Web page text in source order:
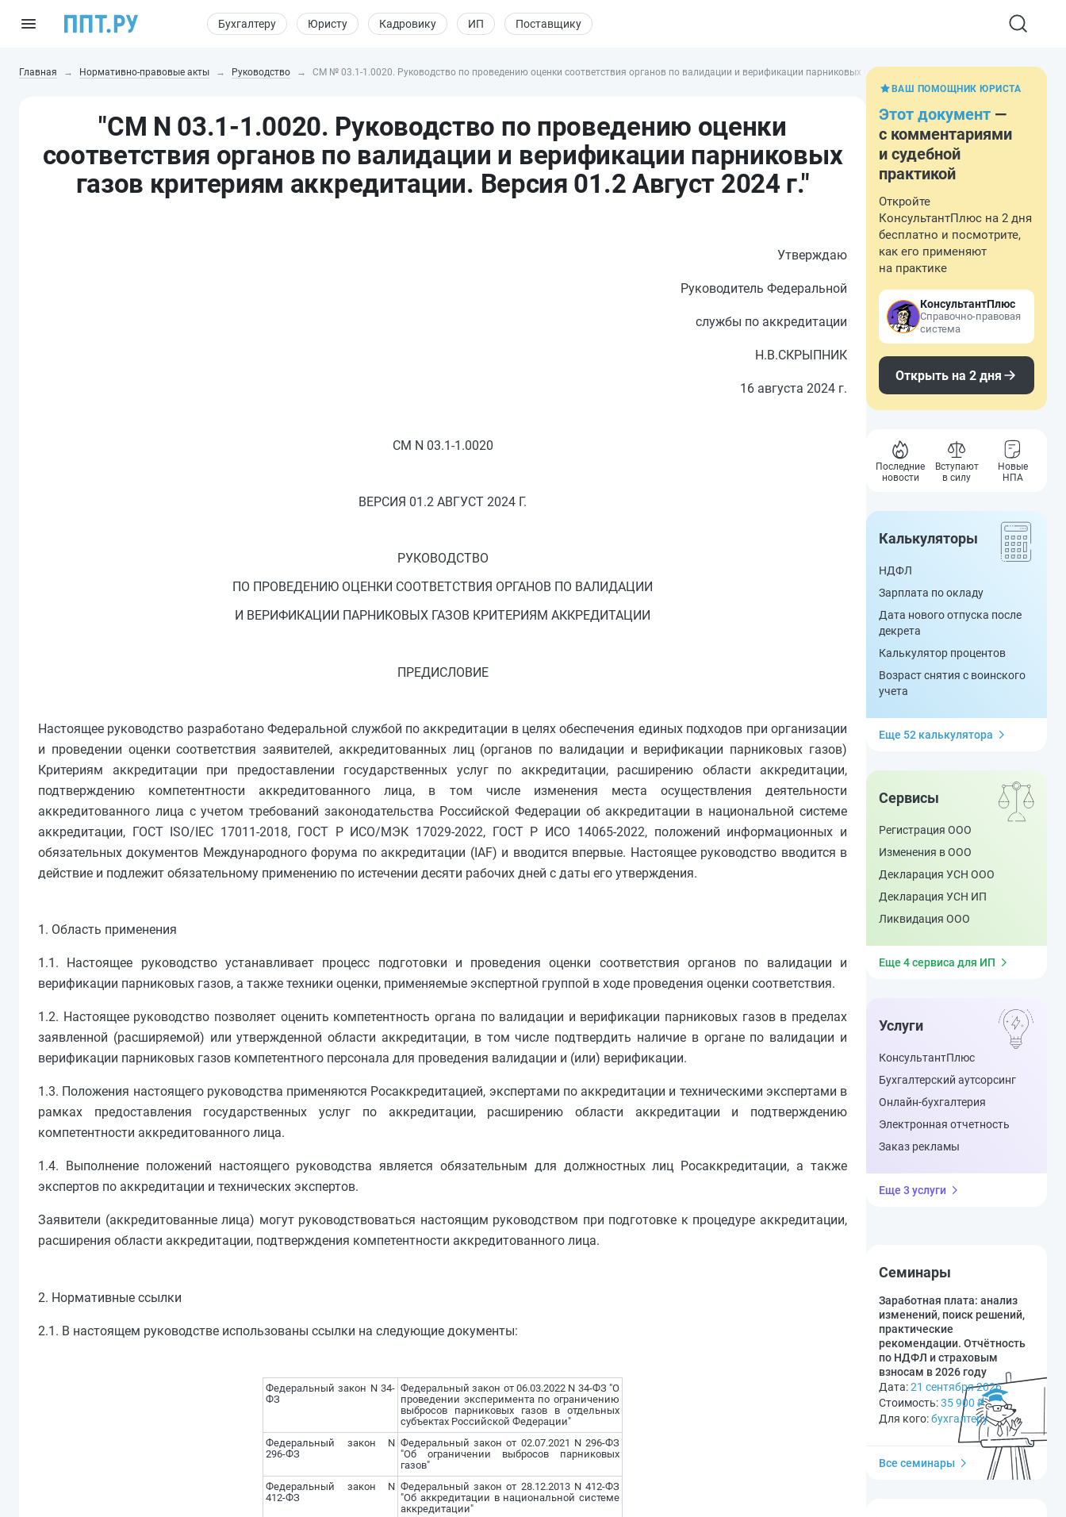
Бухгалтеру Юристу Кадровику ИП Поставщику
Главная Нормативно-правовые акты Руководство СМ № 03.1-1.0020. Руководство по проведению оценки соответствия органов по валидации и верификации парниковых газов критериям аккредитации. Версия 01.2
"СМ N 03.1-1.0020. Руководство по проведению оценки
соответствия органов по валидации и верификации парниковых
газов критериям аккредитации. Версия 01.2 Август 2024 г."
Утверждаю
Руководитель Федеральной
службы по аккредитации
Н.В.СКРЫПНИК
16 августа 2024 г.
СМ N 03.1-1.0020
ВЕРСИЯ 01.2 АВГУСТ 2024 Г.
РУКОВОДСТВО
ПО ПРОВЕДЕНИЮ ОЦЕНКИ СООТВЕТСТВИЯ ОРГАНОВ ПО ВАЛИДАЦИИ
И ВЕРИФИКАЦИИ ПАРНИКОВЫХ ГАЗОВ КРИТЕРИЯМ АККРЕДИТАЦИИ
ПРЕДИСЛОВИЕ
Настоящее руководство разработано Федеральной службой по аккредитации в целях обеспечения единых подходов при организации
и проведении оценки соответствия заявителей, аккредитованных лиц (органов по валидации и верификации парниковых газов)
Критериям аккредитации при предоставлении государственных услуг по аккредитации, расширению области аккредитации,
подтверждению компетентности аккредитованного лица, в том числе изменения места осуществления деятельности
аккредитованного лица с учетом требований законодательства Российской Федерации об аккредитации в национальной системе
аккредитации, ГОСТ ISO/IEC 17011-2018, ГОСТ Р ИСО/МЭК 17029-2022, ГОСТ Р ИСО 14065-2022, положений информационных и
обязательных документов Международного форума по аккредитации (IAF) и вводится впервые. Настоящее руководство вводится в
действие и подлежит обязательному применению по истечении десяти рабочих дней с даты его утверждения.
1. Область применения
1.1. Настоящее руководство устанавливает процесс подготовки и проведения оценки соответствия органов по валидации и
верификации парниковых газов, а также техники оценки, применяемые экспертной группой в ходе проведения оценки соответствия.
1.2. Настоящее руководство позволяет оценить компетентность органа по валидации и верификации парниковых газов в пределах
заявленной (расширяемой) или утвержденной области аккредитации, в том числе подтвердить наличие в органе по валидации и
верификации парниковых газов компетентного персонала для проведения валидации и (или) верификации.
1.3. Положения настоящего руководства применяются Росаккредитацией, экспертами по аккредитации и техническими экспертами в
рамках предоставления государственных услуг по аккредитации, расширению области аккредитации и подтверждению
компетентности аккредитованного лица.
1.4. Выполнение положений настоящего руководства является обязательным для должностных лиц Росаккредитации, а также
экспертов по аккредитации и технических экспертов.
Заявители (аккредитованные лица) могут руководствоваться настоящим руководством при подготовке к процедуре аккредитации,
расширения области аккредитации, подтверждения компетентности аккредитованного лица.
2. Нормативные ссылки
2.1. В настоящем руководстве использованы ссылки на следующие документы:
Федеральный закон N 34-
ФЗ
Федеральный закон от 06.03.2022 N 34-ФЗ "О
проведении эксперимента по ограничению
выбросов парниковых газов в отдельных
субъектах Российской Федерации"
Федеральный закон N
296-ФЗ
Федеральный закон от 02.07.2021 N 296-ФЗ
"Об ограничении выбросов парниковых
газов"
Федеральный закон N
412-ФЗ
Федеральный закон от 28.12.2013 N 412-ФЗ
"Об аккредитации в национальной системе
аккредитации"
ВАШ ПОМОЩНИК ЮРИСТА
Этот документ —
с комментариями
и судебной
практикой
Откройте
КонсультантПлюс на 2 дня
бесплатно и посмотрите,
как его применяют
на практике
КонсультантПлюс
Справочно-правовая
система
Открыть на 2 дня
Последние
новости
Вступают
в силу
Новые
НПА
Калькуляторы
НДФЛ
Зарплата по окладу
Дата нового отпуска после
декрета
Калькулятор процентов
Возраст снятия с воинского
учета
Еще 52 калькулятора
Сервисы
Регистрация ООО
Изменения в ООО
Декларация УСН ООО
Декларация УСН ИП
Ликвидация ООО
Еще 4 сервиса для ИП
Услуги
КонсультантПлюс
Бухгалтерский аутсорсинг
Онлайн-бухгалтерия
Электронная отчетность
Заказ рекламы
Еще 3 услуги
Семинары
Заработная плата: анализ
изменений, поиск решений,
практические
рекомендации. Отчётность
по НДФЛ и страховым
взносам в 2026 году
Дата:21 сентября 2026
Стоимость:35 900 ₽
Для кого:бухгалтеру
Все семинары